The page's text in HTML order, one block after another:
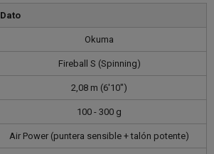
Dato
Okuma
Fireball S (Spinning)
2,08 m (6'10")
100 - 300 g
Air Power (puntera sensible + talón potente)